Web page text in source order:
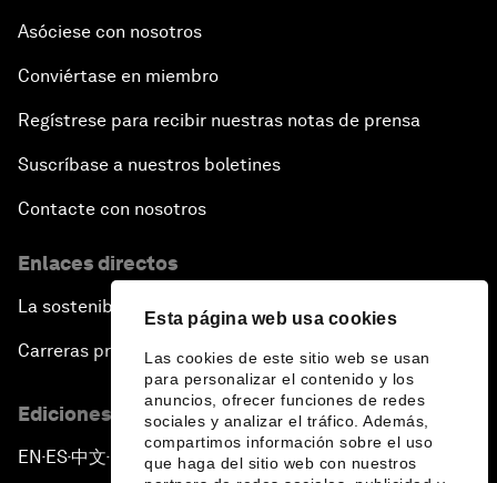
Esta página web usa cookies
Las cookies de este sitio web se usan
para personalizar el contenido y los
anuncios, ofrecer funciones de redes
sociales y analizar el tráfico. Además,
compartimos información sobre el uso
que haga del sitio web con nuestros
Asóciese con nosotros
Conviértase en miembro
Regístrese para recibir nuestras notas de prensa
Suscríbase a nuestros boletines
Contacte con nosotros
Enlaces directos
La sostenibilidad en el Foro
Carreras profesionales
Ediciones en otros idiomas
EN ▪ ES▪中文▪ 日本語